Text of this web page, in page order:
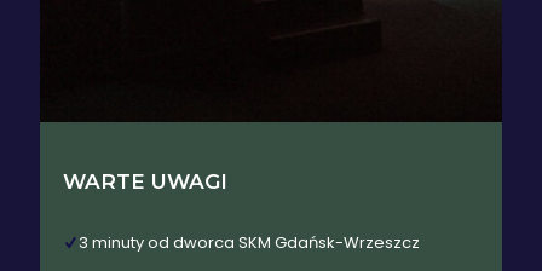
WARTE UWAGI
3 minuty od dworca SKM Gdańsk-Wrzeszcz